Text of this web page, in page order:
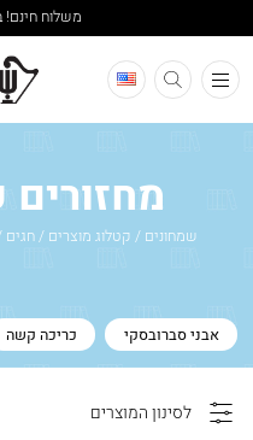
משלוח חינם!
תפריט
שמחונים / קטלוג מוצרים /חגים
אבני סברובסקי כריכה קשה
לסינון המוצרים